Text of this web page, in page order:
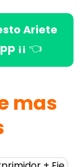
Ariete
¡¡ 👈
mas